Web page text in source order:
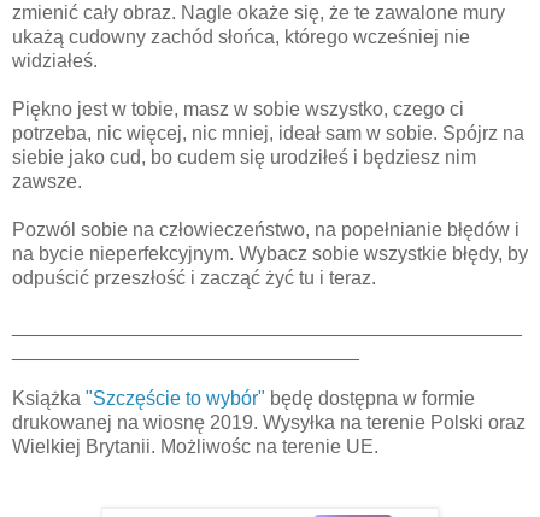
zmienić cały obraz. Nagle okaże się, że te zawalone mury
ukażą cudowny zachód słońca, którego wcześniej nie
widziałeś.
Piękno jest w tobie, masz w sobie wszystko, czego ci
potrzeba, nic więcej, nic mniej, ideał sam w sobie. Spójrz na
siebie jako cud, bo cudem się urodziłeś i będziesz nim
zawsze.
Pozwól sobie na człowieczeństwo, na popełnianie błędów i
na bycie nieperfekcyjnym. Wybacz sobie wszystkie błędy, by
odpuścić przeszłość i zacząć żyć tu i teraz.
Książka "Szczęście to wybór" będę dostępna w formie
drukowanej na wiosnę 2019. Wysyłka na terenie Polski oraz
Wielkiej Brytanii. Możliwośc na terenie UE.